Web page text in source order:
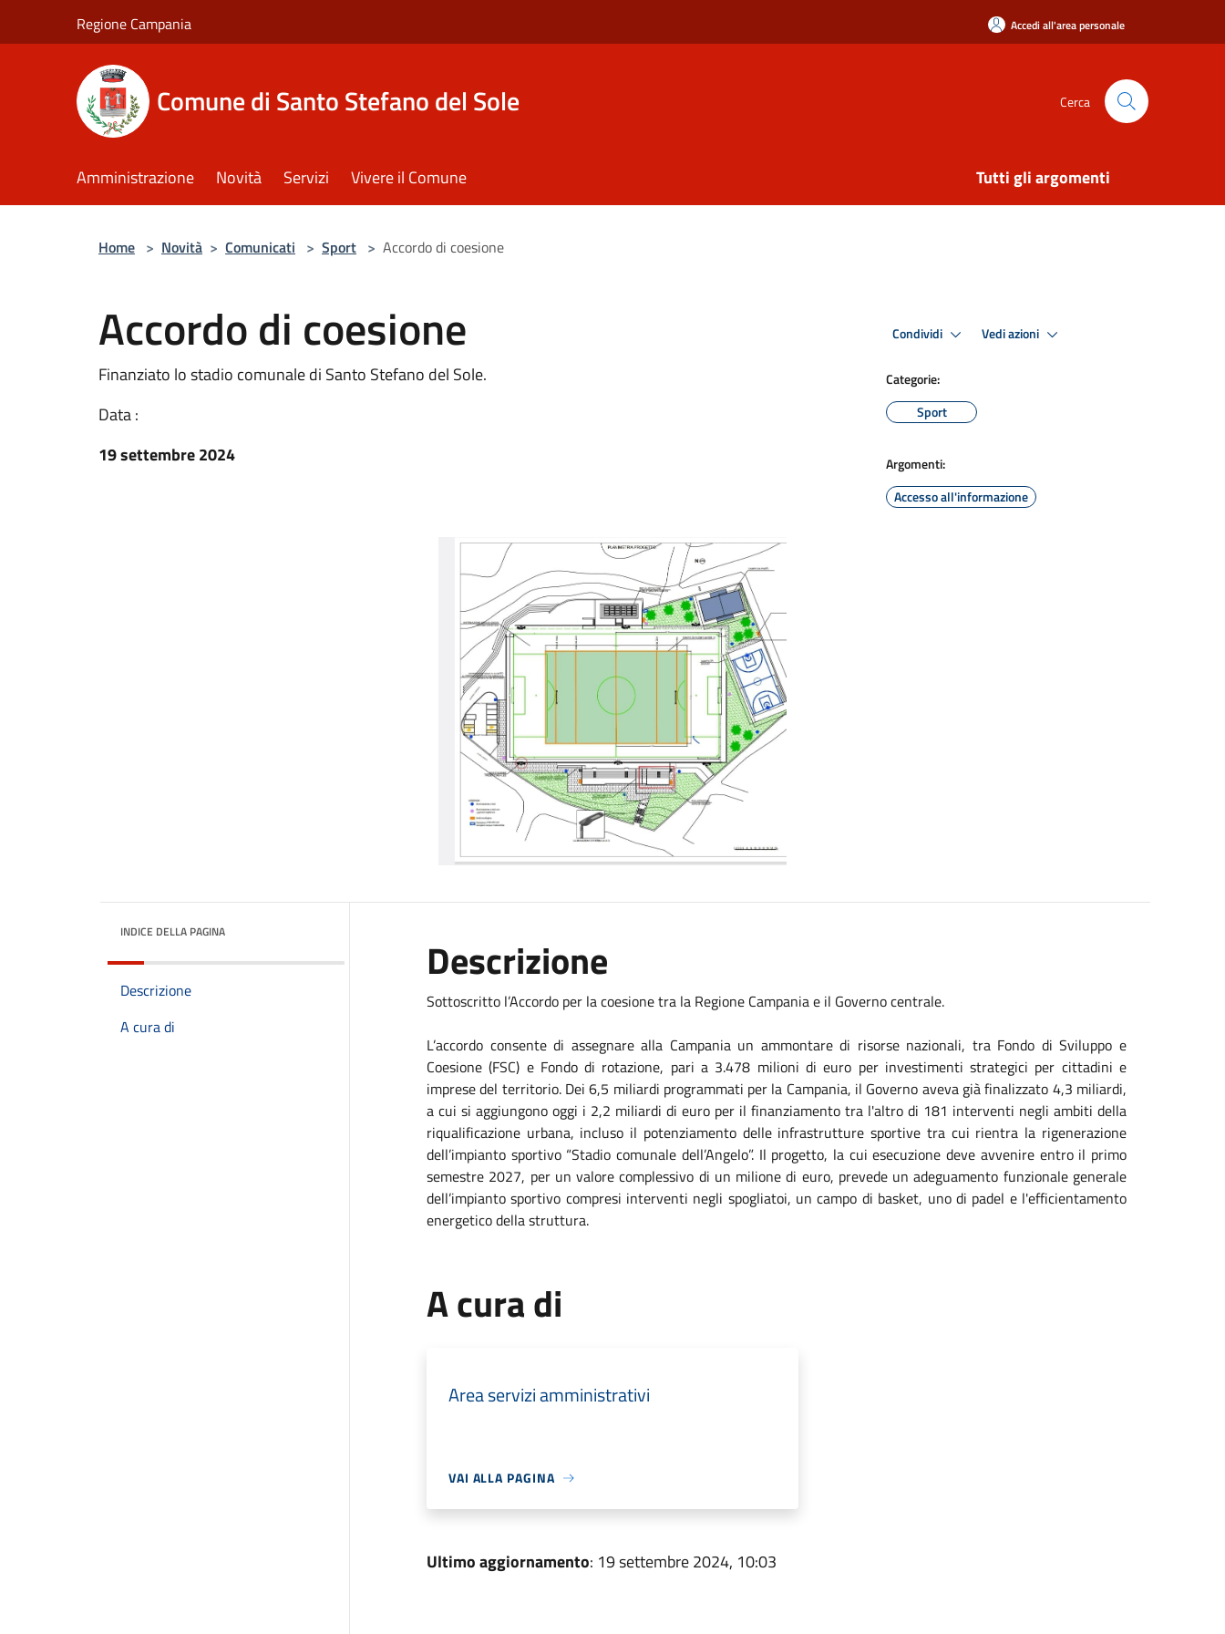
Regione Campania Accedi all'area personale
Comune di Santo Stefano del Sole Cerca
Amministrazione Novità Servizi Vivere il Comune Tutti gli argomenti
Home > Novità > Comunicati > Sport > Accordo di coesione
Accordo di coesione
Finanziato lo stadio comunale di Santo Stefano del Sole.
Data :
19 settembre 2024
Condividi Vedi azioni
Categorie:
Sport
Argomenti:
Accesso all'informazione
INDICE DELLA PAGINA
Descrizione
A cura di
Descrizione
Sottoscritto l’Accordo per la coesione tra la Regione Campania e il Governo centrale.
L’accordo consente di assegnare alla Campania un ammontare di risorse nazionali, tra Fondo di Sviluppo e
Coesione (FSC) e Fondo di rotazione, pari a 3.478 milioni di euro per investimenti strategici per cittadini e
imprese del territorio. Dei 6,5 miliardi programmati per la Campania, il Governo aveva già finalizzato 4,3 miliardi,
a cui si aggiungono oggi i 2,2 miliardi di euro per il finanziamento tra l'altro di 181 interventi negli ambiti della
riqualificazione urbana, incluso il potenziamento delle infrastrutture sportive tra cui rientra la rigenerazione
dell’impianto sportivo “Stadio comunale dell’Angelo”. Il progetto, la cui esecuzione deve avvenire entro il primo
semestre 2027, per un valore complessivo di un milione di euro, prevede un adeguamento funzionale generale
dell’impianto sportivo compresi interventi negli spogliatoi, un campo di basket, uno di padel e l'efficientamento
energetico della struttura.
A cura di
Area servizi amministrativi
VAI ALLA PAGINA
Ultimo aggiornamento: 19 settembre 2024, 10:03